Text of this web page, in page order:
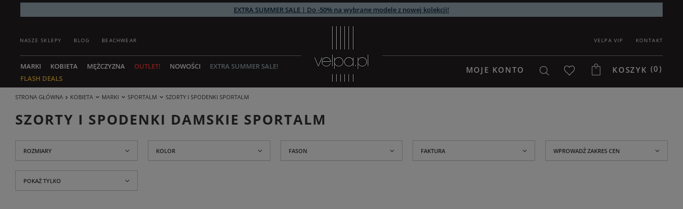
EXTRA SUMMER SALE | Do -50% na wybrane modele z nowej kolekcji!
NASZE SKLEPY BLOG BEACHWEAR KONTAKT
VELPA VIP
MARKI KOBIETA MĘŻCZYZNA OUTLET! NOWOŚCI
EXTRA SUMMER SALE!
FLASH DEALS
MOJE KONTO KOSZYK (0)
STRONA GŁÓWNA KOBIETA MARKI SPORTALM SZORTY I SPODENKI SPORTALM
SZORTY I SPODENKI DAMSKIE SPORTALM
ROZMIARY KOLOR FASON FAKTURA WPROWADŹ ZAKRES CEN
POKAŻ TYLKO